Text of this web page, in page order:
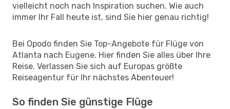
vielleicht noch nach Inspiration suchen. Wie auch
immer Ihr Fall heute ist, sind Sie hier genau richtig!
Bei Opodo finden Sie Top-Angebote für Flüge von
Atlanta nach Eugene. Hier finden Sie alles über Ihre
Reise. Verlassen Sie sich auf Europas größte
Reiseagentur für Ihr nächstes Abenteuer!
So finden Sie günstige Flüge